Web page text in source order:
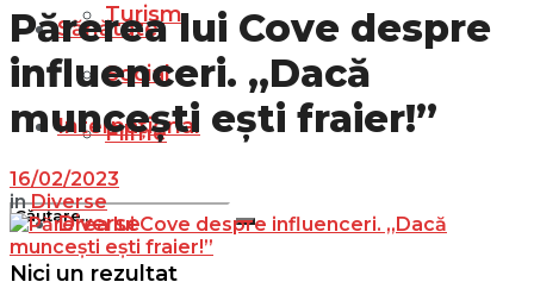
Turism
Social
Filme
Nici un rezultat
Sănătate
Internațional
Diverse
Părerea lui Cove despre
influenceri. „Dacă
muncești ești fraier!”
16/02/2023
in Diverse